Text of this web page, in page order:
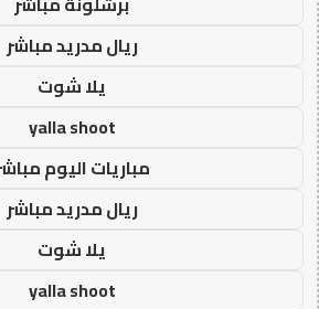
ريال مدريد مباشر
يلا شوت
yalla shoot
مباريات اليوم
ريال مدريد مباشر
يلا شوت
yalla shoot